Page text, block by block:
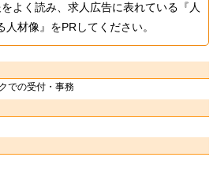
よく読み、求人広告に表れている『人
材像』をPRしてください。
での受付・事務